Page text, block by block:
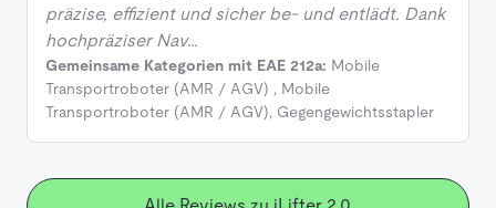
präzise, effizient und sicher be- und entlädt. Dank
hochpräziser Nav…
Gemeinsame Kategorien mit EAE 212a: Mobile
Transportroboter (AMR / AGV) , Mobile
Transportroboter (AMR / AGV), Gegengewichtsstapler